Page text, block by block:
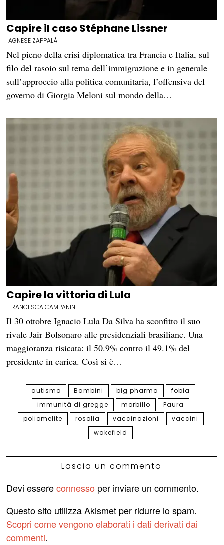
Capire il caso Stéphane Lissner
AGNESE ZAPPALÀ
Nel pieno della crisi diplomatica tra Francia e Italia, sul
filo del rasoio sul tema dell’immigrazione e in generale
sull’approccio alla politica comunitaria, l’offensiva del
governo di Giorgia Meloni sul mondo della…
Capire la vittoria di Lula
FRANCESCA CAMPANINI
Il 30 ottobre Ignacio Lula Da Silva ha sconfitto il suo
rivale Jair Bolsonaro alle presidenziali brasiliane. Una
maggioranza risicata: il 50.9% contro il 49.1% del
presidente in carica. Così si è…
autismo Bambini big pharma
fobia
immunità di gregge
morbillo
Paura
poliomelite
rosolia vaccinazioni
vaccini
wakefield
Lascia un commento
Devi essereconnesso per inviare un commento.
Questo sito utilizza Akismet per ridurre lo spam.
Scopri come vengono elaborati i dati derivati dai
commenti.